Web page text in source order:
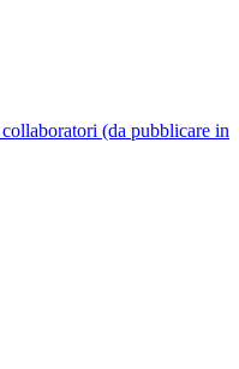
(da pubblicare in